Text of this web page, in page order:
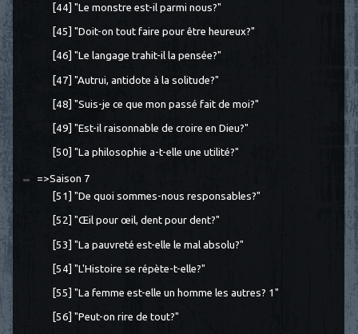
[44] "Le monstre est-il parmi nous?"
[45] "Doit-on tout faire pour être heureux?"
[46] "Le langage trahit-il la pensée?"
[47] "Autrui, antidote à la solitude?"
[48] "Suis-je ce que mon passé fait de moi?"
[49] "Est-il raisonnable de croire en Dieu?"
[50] "La philosophie a-t-elle une utilité?"
=>Saison 7
[51] "De quoi sommes-nous responsables?"
[52] "Œil pour œil, dent pour dent?"
[53] "La pauvreté est-elle le mal absolu?"
[54] "L'Histoire se répète-t-elle?"
[55] "La femme est-elle un homme les autres? 1"
[56] "Peut-on rire de tout?"